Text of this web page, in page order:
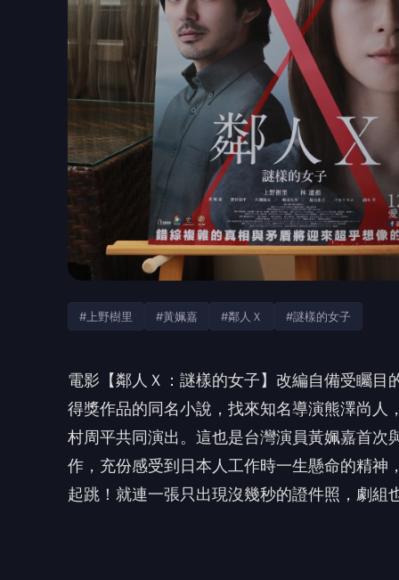
#上野樹里 #黃姵嘉 #鄰人Ｘ #謎樣的女子
電影【鄰人Ｘ：謎樣的女子】改編自備受矚目
得獎作品的同名小說，找來知名導演熊澤尚人
村周平共同演出。 這也是台灣演員黃姵嘉首次
作，充份感受到日本人工作時一生懸命的精神
起跳！ 就連一張只出現沒幾秒的證件照， 劇組